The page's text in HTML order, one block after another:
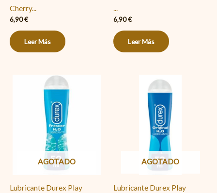
Cherry...
6,90€
Leer Más
...
6,90€
Leer Más
AGOTADO
Lubricante Durex Play
AGOTADO
Lubricante Durex Play